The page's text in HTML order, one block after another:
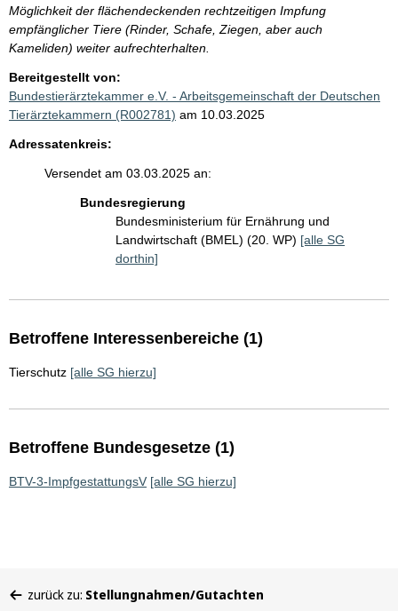
Möglichkeit der flächendeckenden rechtzeitigen Impfung
empfänglicher Tiere (Rinder, Schafe, Ziegen, aber auch
Kameliden) weiter aufrechterhalten.
Bereitgestellt von:
Bundestierärztekammer e.V. - Arbeitsgemeinschaft der Deutschen
Tierärztekammern (R002781) am 10.03.2025
Adressatenkreis:
Versendet am 03.03.2025 an:
Bundesregierung
Bundesministerium für Ernährung und
Landwirtschaft (BMEL) (20. WP) [alle SG
dorthin]
Betroffene Interessenbereiche (1)
Tierschutz [alle SG hierzu]
Betroffene Bundesgesetze (1)
BTV-3-ImpfgestattungsV [alle SG hierzu]
befinden
zurück zu: Stellungnahmen/Gutachten